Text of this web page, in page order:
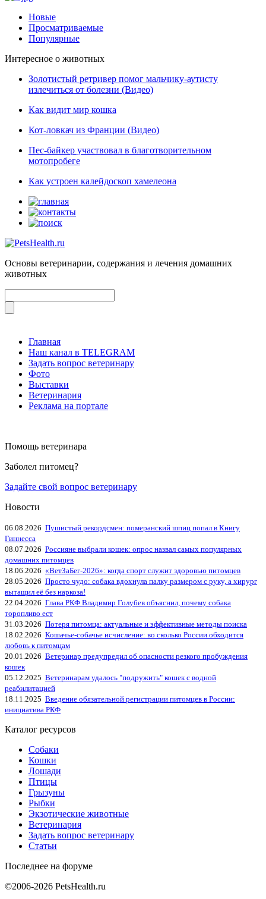
Новые
Просматриваемые
Популярные
Интересное о животных
Золотистый ретривер помог мальчику-аутисту
излечиться от болезни (Видео)
Как видит мир кошка
Кот-ловкач из Франции (Видео)
Пес-байкер участвовал в благотворительном
мотопробеге
Как устроен калейдоскоп хамелеона
Основы ветеринарии, содержания и лечения домашних
животных
Главная
Наш канал в TELEGRAM
Задать вопрос ветеринару
Фото
Выставки
Ветеринария
Реклама на портале
Помощь ветеринара
Заболел питомец?
Задайте свой вопрос ветеринару
Новости
06.08.2026 Пушистый рекордсмен: померанский шпиц попал в Книгу
Гиннесса
08.07.2026 Россияне выбрали кошек: опрос назвал самых популярных
домашних питомцев
18.06.2026 «ВетЗаБег‑2026»: когда спорт служит здоровью питомцев
28.05.2026 Просто чудо: собака вдохнула палку размером с руку, а хирург
вытащил её без наркоза!
22.04.2026 Глава РКФ Владимир Голубев объяснил, почему собака
торопливо ест
31.03.2026 Потеря питомца: актуальные и эффективные методы поиска
18.02.2026 Кошачье-собачье исчисление: во сколько России обходится
любовь к питомцам
20.01.2026 Ветеринар предупредил об опасности резкого пробуждения
кошек
05.12.2025 Ветеринарам удалось "подружить" кошек с водной
реабилитацией
18.11.2025 Введение обязательной регистрации питомцев в России:
инициатива РКФ
Каталог ресурсов
Собаки
Кошки
Лошади
Птицы
Грызуны
Рыбки
Экзотические животные
Ветеринария
Задать вопрос ветеринару
Статьи
Последнее на форуме
©2006-2026 PetsHealth.ru